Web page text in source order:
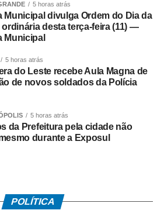
Resolução Consensual de
MT*, não autorizaria esse tipo de
créditos tributários.
disse que sua equipe
financeiras consideradas
fundos de investimento ligados aos
As informações foram reunidas
encaminhada à PGR, que
na abertura das investigações
do Estado e afirmou que:
5 horas atrás
Municipal divulga Ordem do Dia da
desta terça-feira (11) —
Municipal
5 horas atrás
do Leste recebe Aula Magna de
de novos soldados da Polícia
5 horas atrás
da Prefeitura pela cidade não
durante a Exposul
POLÍTICA